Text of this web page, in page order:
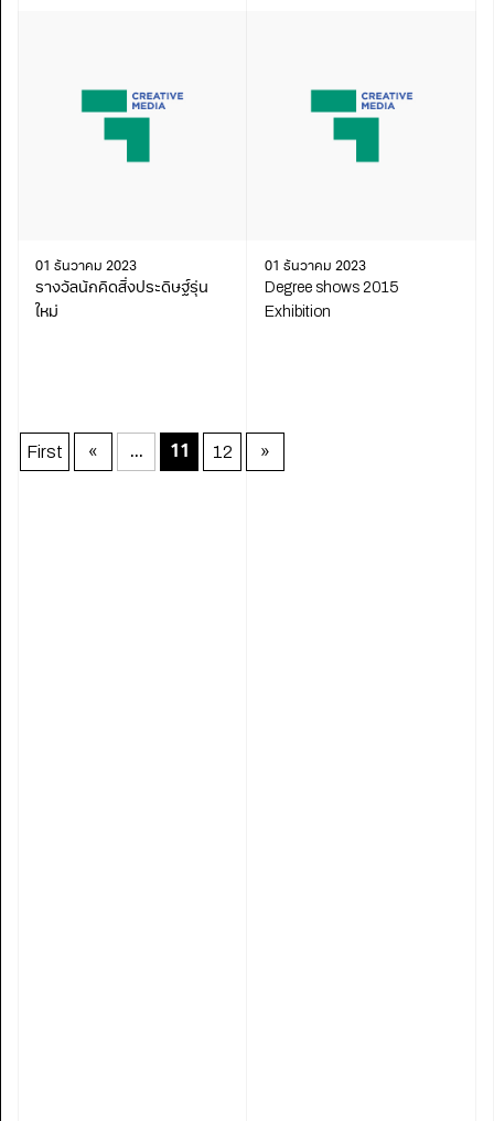
01 ธันวาคม 2023
รางวัลนักคิดสิ่งประดิษฐ์รุ่น
ใหม่
01 ธันวาคม 2023
Degree shows 2015
Exhibition
First « ... 11 12 »